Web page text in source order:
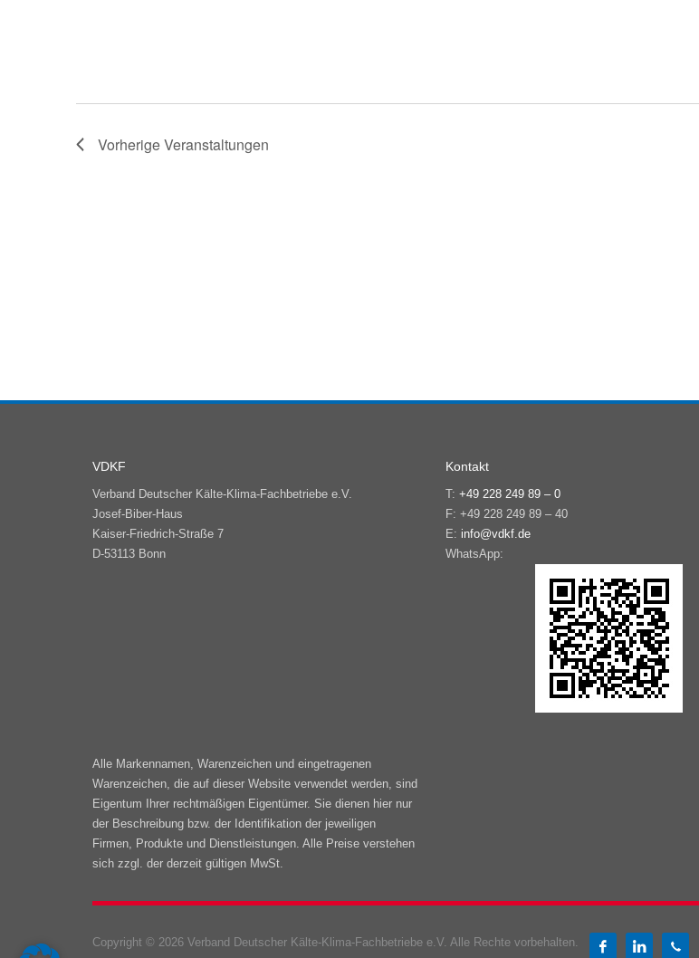
VorherigeVeranstaltungen
VDKF
Verband Deutscher Kälte-Klima-Fachbetriebe e.V.
Josef-Biber-Haus
Kaiser-Friedrich-Straße 7
D-53113 Bonn
Kontakt
T: +49 228 249 89 – 0
F: +49 228 249 89 – 40
E: info@vdkf.de
WhatsApp:
Alle Markennamen, Warenzeichen und eingetragenen
Warenzeichen, die auf dieser Website verwendet werden, sind
Eigentum Ihrer rechtmäßigen Eigentümer. Sie dienen hier nur
der Beschreibung bzw. der Identifikation der jeweiligen
Firmen, Produkte und Dienstleistungen. Alle Preise verstehen
sich zzgl. der derzeit gültigen MwSt.
Copyright © 2026 Verband Deutscher Kälte-Klima-Fachbetriebe e.V. Alle Rechte vorbehalten.